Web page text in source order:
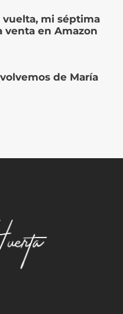
vuelta, mi séptima
venta en Amazon
de María